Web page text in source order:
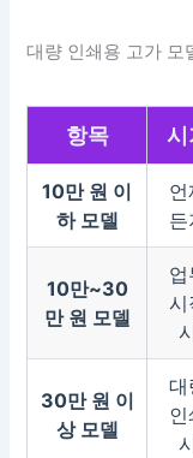
대량 인쇄용 고가 모
항목 시
10만 원 이
하 모델
언
든
10만~30
만 원 모델
업
시
30만 원 이
상 모델
대
인